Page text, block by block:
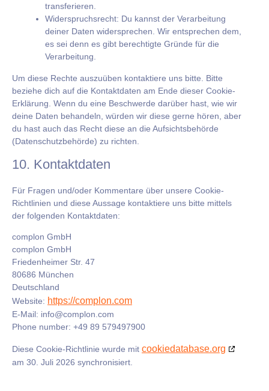
transferieren.
Widerspruchsrecht: Du kannst der Verarbeitung
deiner Daten widersprechen. Wir entsprechen dem,
es sei denn es gibt berechtigte Gründe für die
Verarbeitung.
Um diese Rechte auszuüben kontaktiere uns bitte. Bitte
beziehe dich auf die Kontaktdaten am Ende dieser Cookie-
Erklärung. Wenn du eine Beschwerde darüber hast, wie wir
deine Daten behandeln, würden wir diese gerne hören, aber
du hast auch das Recht diese an die Aufsichtsbehörde
(Datenschutzbehörde) zu richten.
10. Kontaktdaten
Für Fragen und/oder Kommentare über unsere Cookie-
Richtlinien und diese Aussage kontaktiere uns bitte mittels
der folgenden Kontaktdaten:
complon GmbH
complon GmbH
Friedenheimer Str. 47
80686 München
Deutschland
Website: https://complon.com
E-Mail: info@complon.com
Phone number: +49 89 579497900
Diese Cookie-Richtlinie wurde mit cookiedatabase.org
am 30. Juli 2026 synchronisiert.